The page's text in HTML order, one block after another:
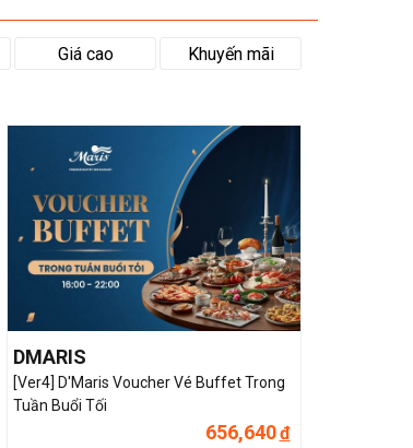
Giá cao Khuyến mãi
DMARIS
[Ver4] D'Maris Voucher Vé Buffet Trong
Tuần Buổi Tối
656,640đ